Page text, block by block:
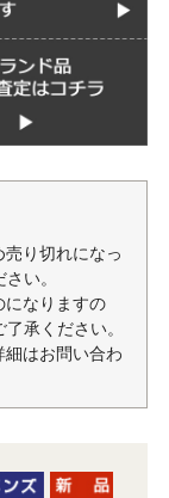
売り切れになっ
い。
になりますの
承ください。
細はお問い合わ